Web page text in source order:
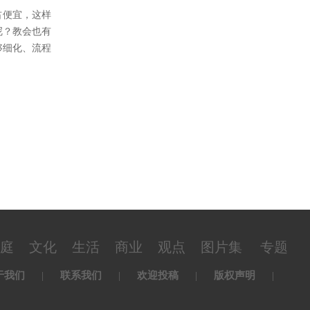
便宜，这样
？教会也有
化、流程
文化 生活 商业 观点 图片集 专题
我们 | 联系我们 | 欢迎投稿 | 版权声明 |